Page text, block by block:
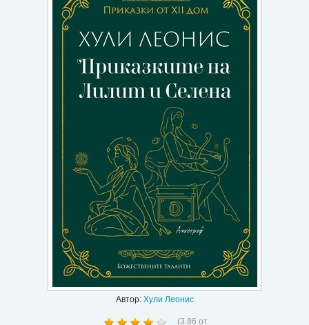
Автор: Хули Леонис
(3.86 от